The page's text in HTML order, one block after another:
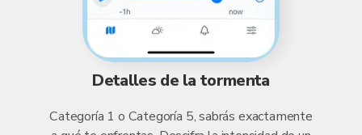
Detalles de la tormenta
Categoría 1 o Categoría 5, sabrás exactamente